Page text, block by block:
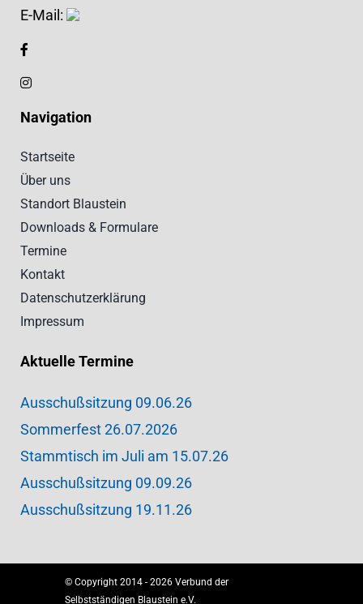
E-Mail:
Navigation
Startseite
Über uns
Standort Blaustein
Downloads & Formulare
Termine
Kontakt
Datenschutzerklärung
Impressum
Aktuelle Termine
Ausschußsitzung 09.06.26
Sommerfest 26.07.2026
Stammtisch im Juli am 15.07.26
Ausschußsitzung 09.09.26
Ausschußsitzung 19.11.26
© Copyright 2014 - 2026 Verbund der
Selbstständigen Blaustein e.V.